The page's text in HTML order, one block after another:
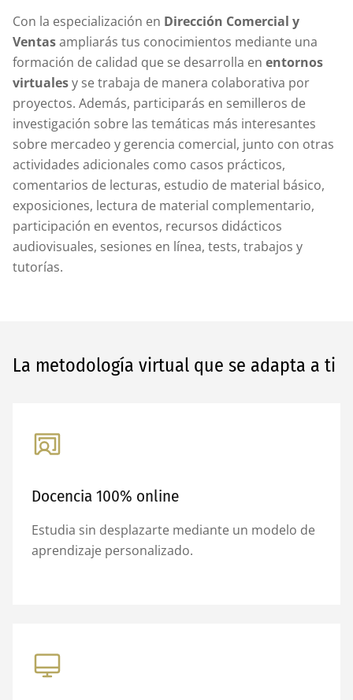
Con la especialización en Dirección Comercial y
Ventasampliarás tus conocimientos mediante una
formación de calidad que se desarrolla en entornos
virtualesy se trabaja de manera colaborativa por
proyectos. Además, participarás en semilleros de
investigación sobre las temáticas más interesantes
sobre mercadeo y gerencia comercial, junto con otras
actividades adicionales como casos prácticos,
comentarios de lecturas, estudio de material básico,
exposiciones, lectura de material complementario,
participación en eventos, recursos didácticos
audiovisuales, sesiones en línea, tests, trabajos y
tutorías.
La metodología virtual que se adapta a ti
Docencia 100% online
Estudia sin desplazarte mediante un modelo de
aprendizaje personalizado.